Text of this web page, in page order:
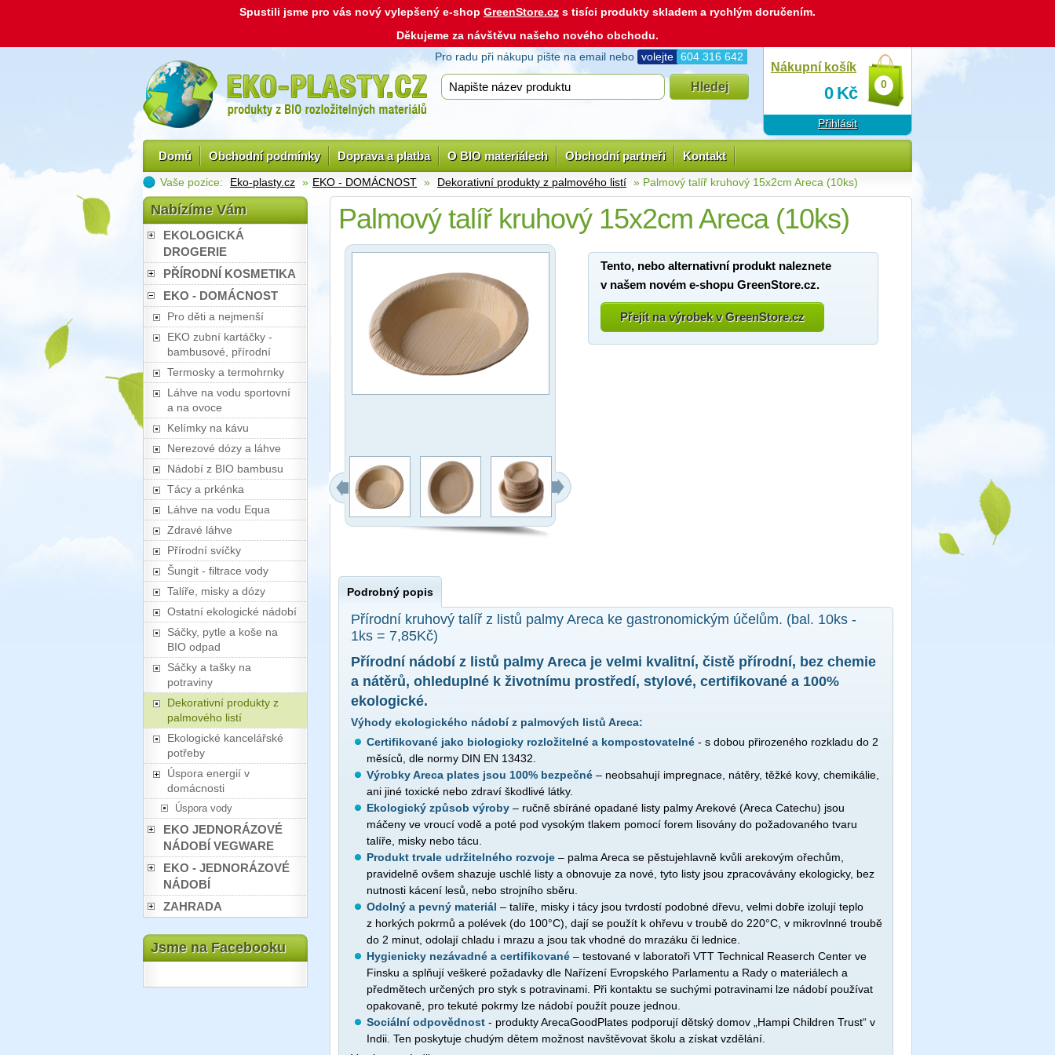
Spustili jsme pro vás nový vylepšený e-shop GreenStore.cz s tisíci produkty skladem a rychlým doručením.
Děkujeme za návštěvu našeho nového obchodu.
Pro radu při nákupu pište na email nebo volejte 604 316 642
Nákupní košík
0
0Kč
Přihlásit
Domů Obchodní podmínky Doprava a platba O BIO materiálech Obchodní partneři Kontakt
Vaše pozice: Eko-plasty.cz » EKO - DOMÁCNOST » Dekorativní produkty z palmového listí » Palmový talíř kruhový 15x2cm Areca (10ks)
Nabízíme Vám
EKOLOGICKÁ
DROGERIE
PŘÍRODNÍ KOSMETIKA
EKO - DOMÁCNOST
Pro děti a nejmenší
EKO zubní kartáčky -
bambusové, přírodní
Termosky a termohrnky
Láhve na vodu sportovní
a na ovoce
Kelímky na kávu
Nerezové dózy a láhve
Nádobí z BIO bambusu
Tácy a prkénka
Láhve na vodu Equa
Zdravé láhve
Přírodní svíčky
Šungit - filtrace vody
Talíře, misky a dózy
Ostatní ekologické nádobí
Sáčky, pytle a koše na
BIO odpad
Sáčky a tašky na
potraviny
Dekorativní produkty z
palmového listí
Ekologické kancelářské
potřeby
Úspora energií v
domácnosti
Úspora vody
EKO JEDNORÁZOVÉ
NÁDOBÍ VEGWARE
EKO - JEDNORÁZOVÉ
NÁDOBÍ
ZAHRADA
Jsme na Facebooku
Palmový talíř kruhový 15x2cm Areca (10ks)
Tento, nebo alternativní produkt naleznete
v našem novém e-shopu GreenStore.cz.
Přejít na výrobek v GreenStore.cz
Podrobný popis
Přírodní kruhový talíř z listů palmy Areca ke gastronomickým účelům. (bal. 10ks -
1ks = 7,85Kč)
Přírodní nádobí z listů palmy Areca je velmi kvalitní, čistě přírodní, bez chemie
a nátěrů, ohleduplné k životnímu prostředí, stylové, certifikované a 100%
ekologické.
Výhody ekologického nádobí z palmových listů Areca:
Certifikované jako biologicky rozložitelné a kompostovatelné - s dobou přirozeného rozkladu do 2
měsíců, dle normy DIN EN 13432.
Výrobky Areca plates jsou 100% bezpečné – neobsahují impregnace, nátěry, těžké kovy, chemikálie,
ani jiné toxické nebo zdraví škodlivé látky.
Ekologický způsob výroby – ručně sbíráné opadané listy palmy Arekové (Areca Catechu) jsou
máčeny ve vroucí vodě a poté pod vysokým tlakem pomocí forem lisovány do požadovaného tvaru
talíře, misky nebo tácu.
Produkt trvale udržitelného rozvoje – palma Areca se pěstujehlavně kvůli arekovým ořechům,
pravidelně ovšem shazuje uschlé listy a obnovuje za nové, tyto listy jsou zpracovávány ekologicky, bez
nutnosti kácení lesů, nebo strojního sběru.
Odolný a pevný materiál – talíře, misky i tácy jsou tvrdostí podobné dřevu, velmi dobře izolují teplo
z horkých pokrmů a polévek (do 100°C), dají se použít k ohřevu v troubě do 220°C, v mikrovlnné troubě
do 2 minut, odolají chladu i mrazu a jsou tak vhodné do mrazáku či lednice.
Hygienicky nezávadné a certifikované – testované v laboratoři VTT Technical Reaserch Center ve
Finsku a splňují veškeré požadavky dle Nařízení Evropského Parlamentu a Rady o materiálech a
předmětech určených pro styk s potravinami. Při kontaktu se suchými potravinami lze nádobí používat
opakovaně, pro tekuté pokrmy lze nádobí použít pouze jednou.
Sociální odpovědnost - produkty ArecaGoodPlates podporují dětský domov „Hampi Children Trust“ v
Indii. Ten poskytuje chudým dětem možnost navštěvovat školu a získat vzdělání.